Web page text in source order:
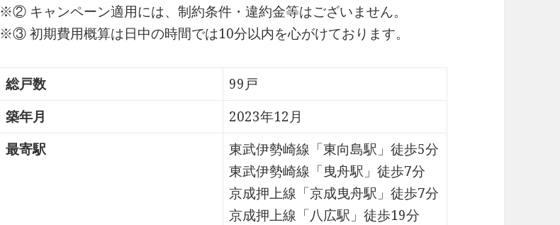
※② キャンペーン適用には、制約条件・違約金等はございません。
※③ 初期費用概算は日中の時間では10分以内を心がけております。
総戸数
99戸
築年月
2023年12月
最寄駅
東武伊勢崎線「東向島駅」徒歩5分
東武伊勢崎線「曳舟駅」徒歩7分
京成押上線「京成曳舟駅」徒歩7分
京成押上線「八広駅」徒歩19分